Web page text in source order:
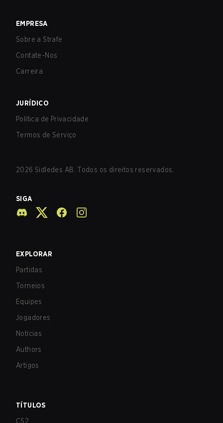
EMPRESA
Sobre a Strafe
Contate-Nos
Carreira
JURÍDICO
Política de Privacidade
Termos de Serviço
2026 Sidledes AB. Todos os direitos reservados.
SIGA
EXPLORAR
Partidas
Torneios
Equipes
Jogadores
Notícias
Authors
Artigos
TÍTULOS
CS2